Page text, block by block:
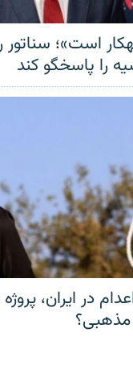
است»؛
را پاسخگو کند
در ایران،